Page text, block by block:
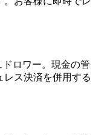
ドロワー。現金の管
ス決済を併用する